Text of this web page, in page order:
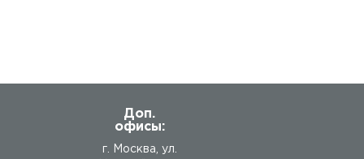
Доп.
офисы:
г. Москва, ул.